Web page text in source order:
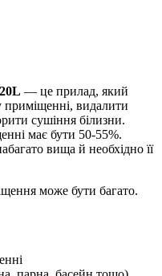
— це прилад, який
приміщенні, видалити
сушіння білизни.
має бути 50-55%.
вища й необхідно її
може бути багато.